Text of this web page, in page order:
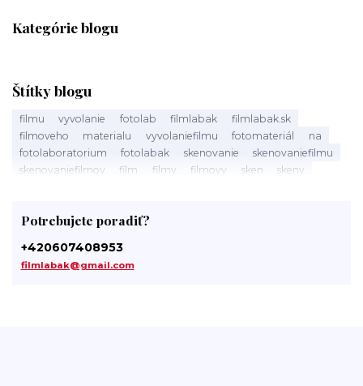
Kategórie blogu
Štítky blogu
filmu vyvolanie fotolab filmlabak
filmlabak.sk
filmoveho
materialu vyvolaniefilmu fotomateriál
na
fotolaboratorium
fotolabak skenovanie
skenovaniefilmu
skenovaniefilmov
film filmy filmovy sken
skeny
svetlocitlivý
slovensku
fotosluzba
digitalizacia
digitalizaciafilmov
material
Potrebujete poradiť?
+420607408953
filmlabak@gmail.com